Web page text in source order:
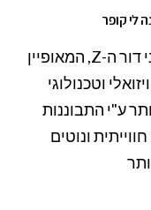
לי קופר
הילדים, בני דור ה-Z, המאופיין
וטכנולוגי
ע"י התבוננות
ונוטים